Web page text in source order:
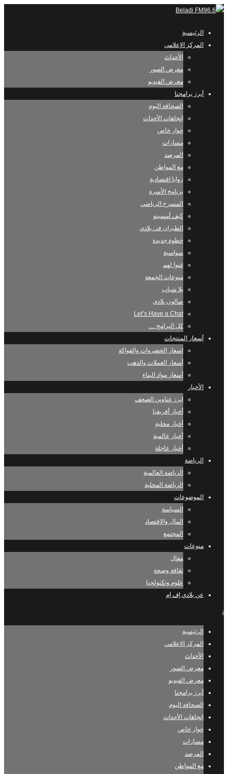
الرئيسية
المركز الإعلامي
الأحداث
معرض الصور
معرض الفيديو
أبرز برامجنا
الصحافة اليوم
إتجاهات الأحداث
حوار خاص
مسارات
المرصد
مع المواطن
زوايا اقتصادية
برنامج الأسرة
المسرح الرياضي
كيف أمسيتو
الطيران في بلادي
خطوة جديدة
سواسية
غنوا لهم
منوعات الجمعة
يلا شباب
صالون بلادي
Let’s Have a Chat
كل البرامج …
أسعار المنتجات
اسعار الخضروات والفواكة
أسعار العملات والذهب
أسعار مواد البناء
الأخبار
ابرز عناوين الصحف
أخبار أفريقيا
أخبار محلية
أخبار عالمية
أخبار عاجلة
الرياضة
الرياضة العالمية
الرياضة المحلية
الموضوعات
السياسة
المال والإقتصاد
المجتمع
منوعات
مقال
ثقافة وصحة
علوم وتكنولجيا
عن بلادي إف إم
i
الرئيسية
المركز الإعلامي
الأحداث
معرض الصور
معرض الفيديو
أبرز برامجنا
الصحافة اليوم
إتجاهات الأحداث
حوار خاص
مسارات
المرصد
مع المواطن